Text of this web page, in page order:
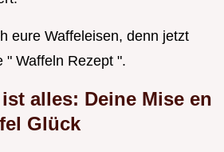
eure Waffeleisen, denn jetzt
" Waffeln Rezept ".
alles: Deine Mise en
Glück